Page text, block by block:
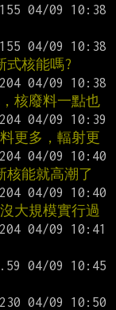
式核能嗎?
核廢料一點也
更多，輻射更
核能就高潮了
大規模實行過